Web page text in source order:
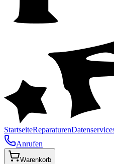
StartseiteReparaturen
Anrufen
Warenkorb